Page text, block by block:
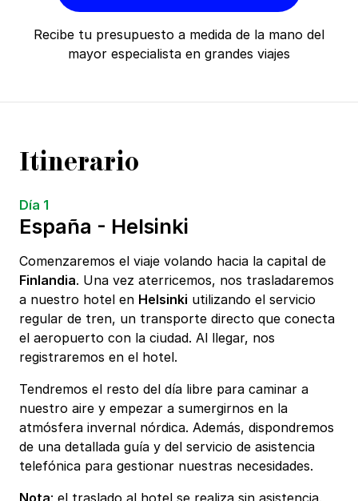
Recibe tu presupuesto a medida de la mano del
mayor especialista en grandes viajes
Itinerario
Día 1
España - Helsinki
Comenzaremos el viaje volando hacia la capital de
Finlandia. Una vez aterricemos, nos trasladaremos
a nuestro hotel en Helsinki utilizando el servicio
regular de tren, un transporte directo que conecta
el aeropuerto con la ciudad. Al llegar, nos
registraremos en el hotel.
Tendremos el resto del día libre para caminar a
nuestro aire y empezar a sumergirnos en la
atmósfera invernal nórdica. Además, dispondremos
de una detallada guía y del servicio de asistencia
telefónica para gestionar nuestras necesidades.